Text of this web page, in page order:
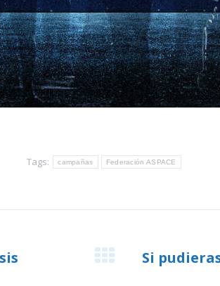
Tags: campañas Federación ASPACE
Next
Si